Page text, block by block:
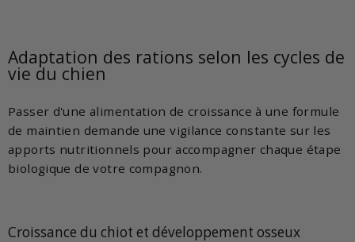
Adaptation des rations selon les cycles de
vie du chien
Passer d'une alimentation de croissance à une formule
de maintien demande une vigilance constante sur les
apports nutritionnels pour accompagner chaque étape
biologique de votre compagnon.
Croissance du chiot et développement osseux